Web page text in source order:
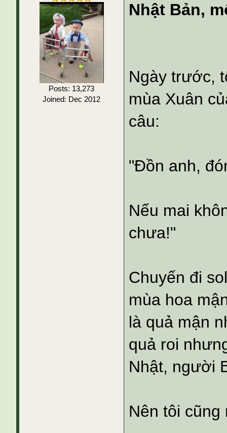
Posts: 13,273
Joined: Dec 2012
Nhật Bản,
Ngày trước,
mùa Xuân
câu:
"Đồn anh,
Nếu mai
chưa!"
Chuyến đi
mùa hoa
là quả mận
quả roi
Nhật, người
Nên tôi cũng